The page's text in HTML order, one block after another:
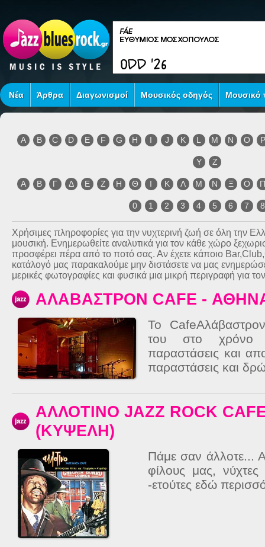
Νέα Άρθρα Διαγωνισμοί Μουσικός οδηγός Μουσικό
A B C D E F G H I J K L M N O P
Y Z
Α Β Γ Δ Ε Ζ Η Θ Ι Κ Λ Μ Ν Ξ Ο
0 1 2 3 4 5 6 7 8
Χρήσιμες πληροφορίες για την νυχτερινή ζωή σε όλη την
μουσική. Ενημερωθείτε αναλυτικά για τον κάθε χώρο
προσφέρει πέρα από το ποτό σας. Αν έχετε κάποιο
κατάλογό μας παρακαλούμε μην διστάσετε να μας
μερικές φωτογραφίες και φυσικά μια μικρή περιγραφή για
ΑΛΑΒΑΣΤΡΟΝ CAFE -
Το
του στο χρόνο
παραστάσεις και
παραστάσεις και
ΑΛΛΟΤΙΝΟ JAZZ ROCK
(ΚΥΨΕΛΗ)
Πάμε σαν άλλοτε...
φίλους μας,
-ετούτες εδώ